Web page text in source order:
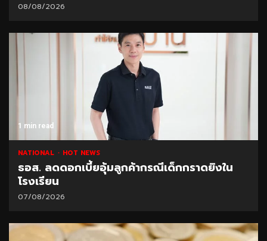
08/08/2026
1 min read
NATIONAL HOT NEWS
ธอส. ลดดอกเบี้ยอุ้มลูกค้ากรณีเด็กกราดยิงใน
โรงเรียน
07/08/2026